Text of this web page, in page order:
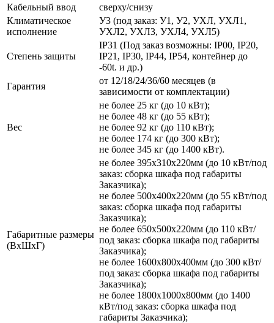
Кабельный ввод
сверху/снизу
Климатическое
исполнение
У3 (под заказ: У1, У2, УХЛ, УХЛ1,
УХЛ2, УХЛ3, УХЛ4, УХЛ5)
Степень защиты
IP31 (Под заказ возможны: IP00, IP20,
IP21, IP30, IP44, IP54, контейнер до
-60t. и др.)
Гарантия
от 12/18/24/36/60 месяцев (в
зависимости от комплектации)
Вес
не более 25 кг (до 10 кВт);
не более 48 кг (до 55 кВт);
не более 92 кг (до 110 кВт);
не более 174 кг (до 300 кВт);
не более 345 кг (до 1400 кВт).
Габаритные размеры
(ВхШхГ)
не более 395х310х220мм (до 10 кВт/под
заказ: сборка шкафа под габариты
Заказчика);
не более 500х400х220мм (до 55 кВт/под
заказ: сборка шкафа под габариты
Заказчика);
не более 650х500х220мм (до 110 кВт/
под заказ: сборка шкафа под габариты
Заказчика);
не более 1600х800х400мм (до 300 кВт/
под заказ: сборка шкафа под габариты
Заказчика);
не более 1800х1000х800мм (до 1400
кВт/под заказ: сборка шкафа под
габариты Заказчика);